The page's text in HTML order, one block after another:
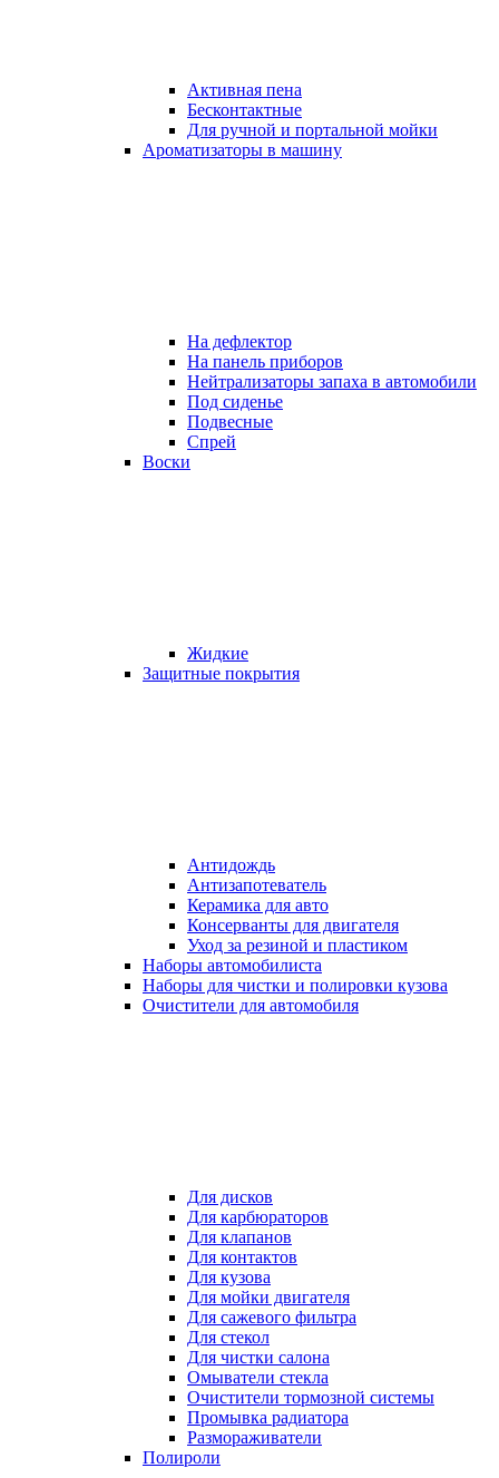
Активная пена
Бесконтактные
Для ручной и портальной мойки
Ароматизаторы в машину
На дефлектор
На панель приборов
Нейтрализаторы запаха в автомобили
Под сиденье
Подвесные
Спрей
Воски
Жидкие
Защитные покрытия
Антидождь
Антизапотеватель
Керамика для авто
Консерванты для двигателя
Уход за резиной и пластиком
Наборы автомобилиста
Наборы для чистки и полировки кузова
Очистители для автомобиля
Для дисков
Для карбюраторов
Для клапанов
Для контактов
Для кузова
Для мойки двигателя
Для сажевого фильтра
Для стекол
Для чистки салона
Омыватели стекла
Очистители тормозной системы
Промывка радиатора
Размораживатели
Полироли